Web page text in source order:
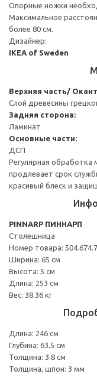
Опорные ножки
Максимальное
более 80 см.
Дизайнер:
IKEA of Sweden
Верхняя часть/
Слой древесины
Задняя сторона:
Ламинат
Основные части:
ДСП
Регулярная
продлевает срок
красивый блеск и
PINNARP ПИННАРП
Столешница
Номер товара:
Ширина: 65 см
Высота: 5 см
Длина: 253 см
Вес: 38.36 кг
Длина: 246 см
Глубина: 63.5 см
Толщина: 3.8 см
Толщина, шпон: 3 мм